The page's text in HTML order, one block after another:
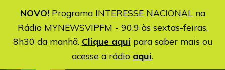
NOVO!Programa INTERESSE NACIONAL na
Rádio MYNEWSVIPFM - 90.9 às sextas-feiras,
8h30 da manhã. Clique aqui para saber mais ou
acesse a rádio aqui.